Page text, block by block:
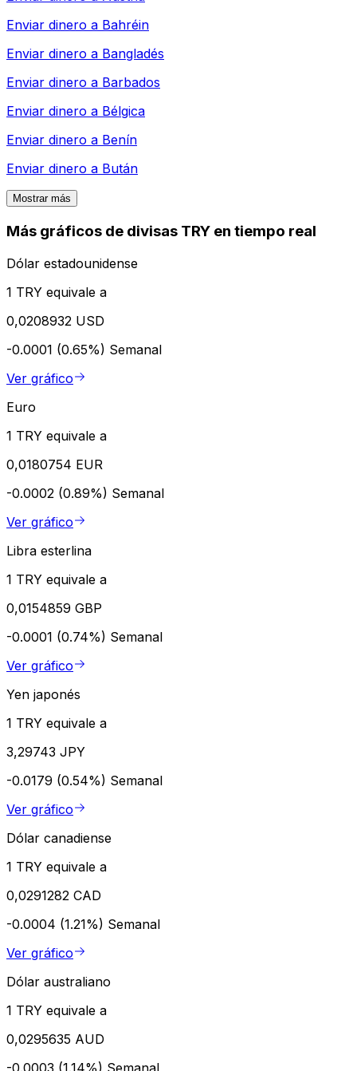
Enviar dinero a Bahréin
Enviar dinero a Bangladés
Enviar dinero a Barbados
Enviar dinero a Bélgica
Enviar dinero a Benín
Enviar dinero a Bután
Mostrar más
Más gráficos de divisas TRY en tiempo real
Dólar estadounidense
1 TRY equivale a
0,0208932 USD
-0.0001 (0.65%) Semanal
Ver gráfico
Euro
1 TRY equivale a
0,0180754 EUR
-0.0002 (0.89%) Semanal
Ver gráfico
Libra esterlina
1 TRY equivale a
0,0154859 GBP
-0.0001 (0.74%) Semanal
Ver gráfico
Yen japonés
1 TRY equivale a
3,29743 JPY
-0.0179 (0.54%) Semanal
Ver gráfico
Dólar canadiense
1 TRY equivale a
0,0291282 CAD
-0.0004 (1.21%) Semanal
Ver gráfico
Dólar australiano
1 TRY equivale a
0,0295635 AUD
-0.0003 (1.14%) Semanal